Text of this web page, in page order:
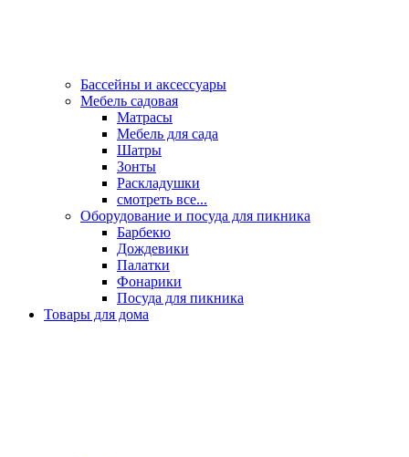
Бассейны и аксессуары
Мебель садовая
Матрасы
Мебель для сада
Шатры
Зонты
Раскладушки
смотреть все...
Оборудование и посуда для пикника
Барбекю
Дождевики
Палатки
Фонарики
Посуда для пикника
Товары для дома